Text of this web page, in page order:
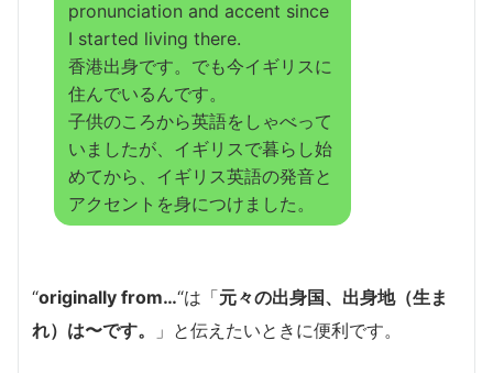
pronunciation and accent since
I started living there.
香港出身です。でも今イギリスに
住んでいるんです。
子供のころから英語をしゃべって
いましたが、イギリスで暮らし始
めてから、イギリス英語の発音と
アクセントを身につけました。
“originally from…“は「元々の出身国、出身地（生ま
れ）は〜です。
」と伝えたいときに便利です。